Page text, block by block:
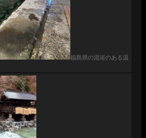
福島県の混浴のある温